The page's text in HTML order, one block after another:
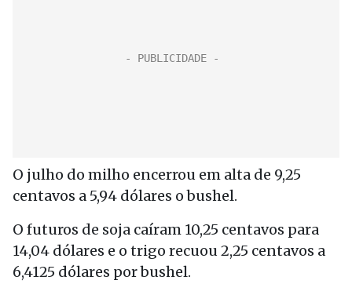
O julho do milho encerrou em alta de 9,25
centavos a 5,94 dólares o bushel.
O futuros de soja caíram 10,25 centavos para
14,04 dólares e o trigo recuou 2,25 centavos a
6,4125 dólares por bushel.